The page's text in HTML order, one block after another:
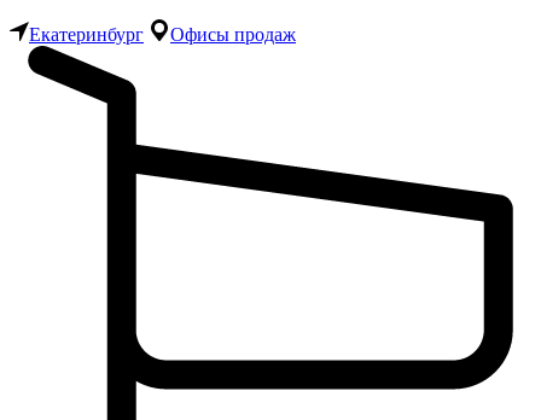
Екатеринбург Офисы продаж